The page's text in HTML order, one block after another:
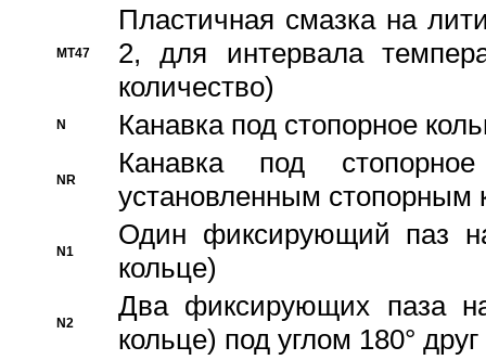
MT47
Пластичная смазка на
2, для интервала
количество)
N Канавка под стопорное
NR
Канавка под
установленным стопорным
N1
Один фиксирующий паз
кольце)
N2
Два фиксирующих паза
кольце) под углом 180° друг